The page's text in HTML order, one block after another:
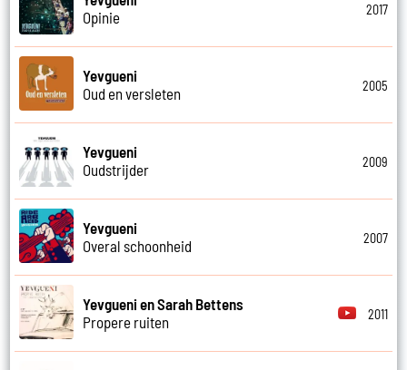
Opinie
2017
Yevgueni
Oud en versleten
2005
Yevgueni
Oudstrijder
2009
Yevgueni
Overal schoonheid
2007
Yevgueni en Sarah Bettens
Propere ruiten
2011